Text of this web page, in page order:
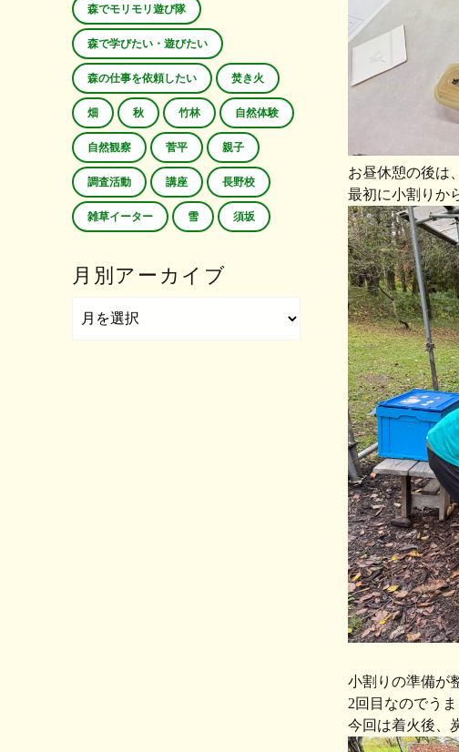
お昼休憩の後は
最初に小割りか
小割りの準備が
2回目なのでう
今回は着火後、
森でモリモリ遊び隊
森で学びたい・遊びたい
森の仕事を依頼したい 焚き火
畑 秋 竹林 自然体験
自然観察 菅平 親子
調査活動 講座 長野校
雑草イーター 雪 須坂
月別アーカイブ